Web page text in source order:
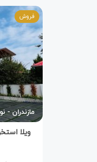
فروش
مازندران